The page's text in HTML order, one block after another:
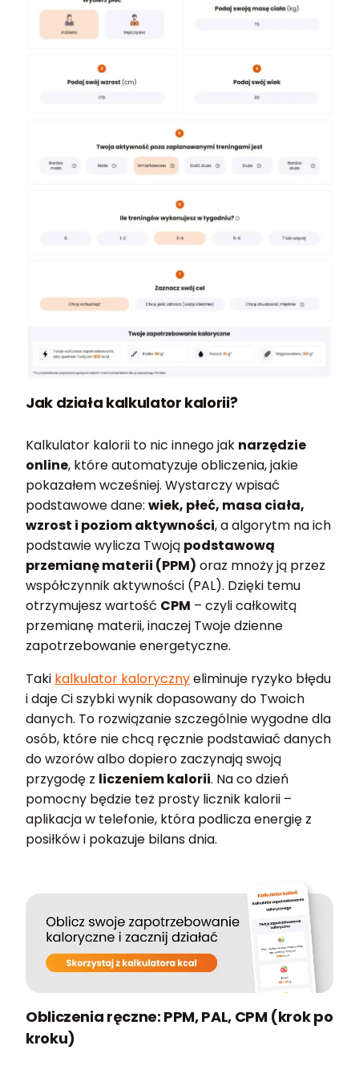
Jak działa kalkulator kalorii?
Kalkulator kalorii to nic innego jak narzędzie
online, które automatyzuje obliczenia, jakie
pokazałem wcześniej. Wystarczy wpisać
podstawowe dane: wiek, płeć, masa ciała,
wzrost i poziom aktywności, a algorytm na ich
podstawie wylicza Twoją podstawową
przemianę materii (PPM) oraz mnoży ją przez
współczynnik aktywności (PAL). Dzięki temu
otrzymujesz wartość CPM – czyli całkowitą
przemianę materii, inaczej Twoje dzienne
zapotrzebowanie energetyczne.
Taki kalkulator kalorycznyeliminuje ryzyko błędu
i daje Ci szybki wynik dopasowany do Twoich
danych. To rozwiązanie szczególnie wygodne dla
osób, które nie chcą ręcznie podstawiać danych
do wzorów albo dopiero zaczynają swoją
przygodę z liczeniem kalorii. Na co dzień
pomocny będzie też prosty licznik kalorii –
aplikacja w telefonie, która podlicza energię z
posiłków i pokazuje bilans dnia.
Obliczenia ręczne: PPM, PAL, CPM (krok po
kroku)